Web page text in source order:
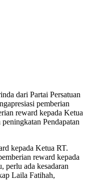
dari Partai Persatuan
pemberian
reward kepada Ketua
Pendapatan
kepada Ketua RT.
reward kepada
perlu ada kesadaran
Laila Fatihah,